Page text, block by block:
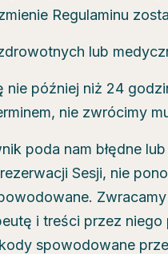
Regulaminu
lub
później niż 24
nie zwrócimy
poda nam błędne
Sesji, nie
i treści przez
spowodowane